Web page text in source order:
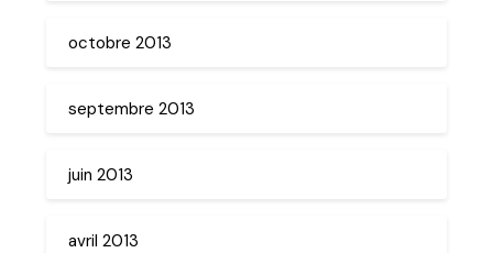
octobre 2013
septembre 2013
juin 2013
avril 2013